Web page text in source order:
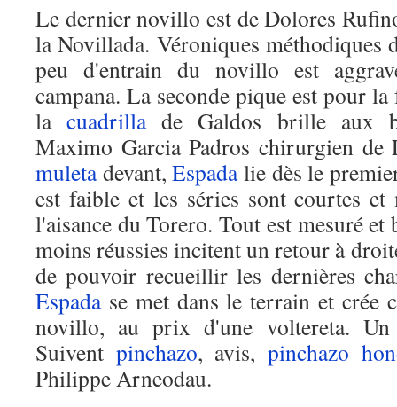
Le dernier novillo est de Dolores
la Novillada. Véroniques méthodiques
peu d'entrain du novillo est
campana. La seconde pique est pour
lacuadrillade Galdos brille aux
Maximo Garcia Padros chirurgien de
muletadevant,Espadalie dès le
est faible et les séries sont courtes
l'aisance du Torero. Tout est mesuré
moins réussies incitent un retour à
de pouvoir recueillir les dernières
Espadase met dans le terrain et crée
novillo, au prix d'une voltereta.
Suivent pinchazo, avis,pinchazo
Philippe Arneodau.